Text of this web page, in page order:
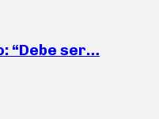
“Debe ser…